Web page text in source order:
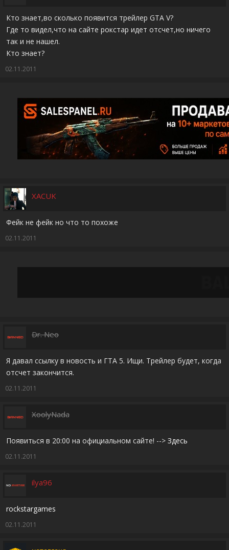
Кто знает,во сколько появится трейлер GTA V?
Где то видел,что на сайте рокстар идет отсчет,но ничего
так и не нашел.
Кто знает?
02.11.2011
XACUK
Фейк не фейк но что то похоже
02.11.2011
Dr. Neo
Я давал ссылку в новость и ГТА 5. Ищи. Трейлер будет, когда
отсчет закончится.
02.11.2011
XoolyNada
Появиться в 20:00 на официальном сайте! --> Здесь
02.11.2011
ilya96
rockstargames
02.11.2011